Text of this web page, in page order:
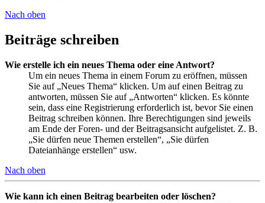
Nach oben
Beiträge schreiben
Wie erstelle ich ein neues Thema oder eine Antwort?
Um ein neues Thema in einem Forum zu eröffnen, müssen
Sie auf „Neues Thema“ klicken. Um auf einen Beitrag zu
antworten, müssen Sie auf „Antworten“ klicken. Es könnte
sein, dass eine Registrierung erforderlich ist, bevor Sie einen
Beitrag schreiben können. Ihre Berechtigungen sind jeweils
am Ende der Foren- und der Beitragsansicht aufgelistet. Z. B.
„Sie dürfen neue Themen erstellen“, „Sie dürfen
Dateianhänge erstellen“ usw.
Nach oben
Wie kann ich einen Beitrag bearbeiten oder löschen?